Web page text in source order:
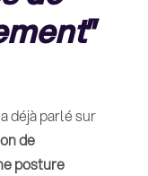
”
déjà parlé sur
de
posture